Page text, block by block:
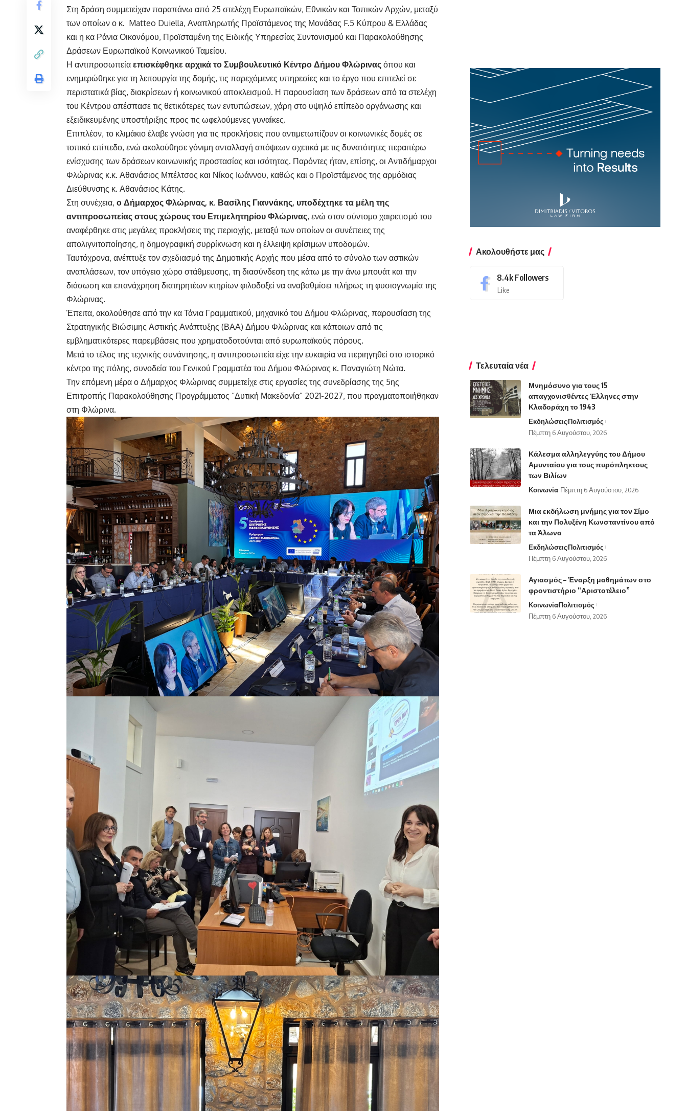
Στη δράση συμμετείχαν παραπάνω από 25 στελέχη Ευρωπαϊκών, Εθνικών και Τοπικών Αρχών, μεταξύ
των οποίων ο κ. Matteo Duiella, Αναπληρωτής Προϊστάμενος της Μονάδας F.5 Κύπρου & Ελλάδας
και η κα Ράνια Οικονόμου, Προϊσταμένη της Ειδικής Υπηρεσίας Συντονισμού και Παρακολούθησης
Δράσεων Ευρωπαϊκού Κοινωνικού Ταμείου.
Η αντιπροσωπεία επισκέφθηκε αρχικά το Συμβουλευτικό Κέντρο Δήμου Φλώρινας όπου και
ενημερώθηκε για τη λειτουργία της δομής, τις παρεχόμενες υπηρεσίες και το έργο που επιτελεί σε
περιστατικά βίας, διακρίσεων ή κοινωνικού αποκλεισμού. Η παρουσίαση των δράσεων από τα στελέχη
του Κέντρου απέσπασε τις θετικότερες των εντυπώσεων, χάρη στο υψηλό επίπεδο οργάνωσης και
εξειδικευμένης υποστήριξης προς τις ωφελούμενες γυναίκες.
Επιπλέον, το κλιμάκιο έλαβε γνώση για τις προκλήσεις που αντιμετωπίζουν οι κοινωνικές δομές σε
τοπικό επίπεδο, ενώ ακολούθησε γόνιμη ανταλλαγή απόψεων σχετικά με τις δυνατότητες περαιτέρω
ενίσχυσης των δράσεων κοινωνικής προστασίας και ισότητας. Παρόντες ήταν, επίσης, οι Αντιδήμαρχοι
Φλώρινας κ.κ. Αθανάσιος Μπέλτσος και Νίκος Ιωάννου, καθώς και ο Προϊστάμενος της αρμόδιας
Διεύθυνσης κ. Αθανάσιος Κάτης.
Στη συνέχεια, ο Δήμαρχος Φλώρινας, κ. Βασίλης Γιαννάκης, υποδέχτηκε τα μέλη της
αντιπροσωπείας στους χώρους του Επιμελητηρίου Φλώρινας, ενώ στον σύντομο χαιρετισμό του
αναφέρθηκε στις μεγάλες προκλήσεις της περιοχής, μεταξύ των οποίων οι συνέπειες της
απολιγνιτοποίησης, η δημογραφική συρρίκνωση και η έλλειψη κρίσιμων υποδομών.
Ταυτόχρονα, ανέπτυξε τον σχεδιασμό της Δημοτικής Αρχής που μέσα από το σύνολο των αστικών
αναπλάσεων, τον υπόγειο χώρο στάθμευσης, τη διασύνδεση της κάτω με την άνω μπουάτ και την
διάσωση και επανάχρηση διατηρητέων κτηρίων φιλοδοξεί να αναβαθμίσει πλήρως τη φυσιογνωμία της
Φλώρινας.
Έπειτα, ακολούθησε από την κα Τάνια Γραμματικού, μηχανικό του Δήμου Φλώρινας, παρουσίαση της
Στρατηγικής Βιώσιμης Αστικής Ανάπτυξης (ΒΑΑ) Δήμου Φλώρινας και κάποιων από τις
εμβληματικότερες παρεμβάσεις που χρηματοδοτούνται από ευρωπαϊκούς πόρους.
Μετά το τέλος της τεχνικής συνάντησης, η αντιπροσωπεία είχε την ευκαιρία να περιηγηθεί στο ιστορικό
κέντρο της πόλης, συνοδεία του Γενικού Γραμματέα του Δήμου Φλώρινας κ. Παναγιώτη Νώτα.
Την επόμενη μέρα ο Δήμαρχος Φλώρινας συμμετείχε στις εργασίες της συνεδρίασης της 5ης
Επιτροπής Παρακολούθησης Προγράμματος “Δυτική Μακεδονία” 2021-2027, που πραγματοποιήθηκαν
στη Φλώρινα.
Ακολουθήστε μας
8.4k Followers
Like
Τελευταία νέα
Μνημόσυνο για τους 15
απαγχονισθέντες Έλληνες στην
Κλαδοράχη το 1943
ΕκδηλώσειςΠολιτισμός
Πέμπτη 6 Αυγούστου, 2026
Κάλεσμα αλληλεγγύης του Δήμου
Αμυνταίου για τους πυρόπληκτους
των Βιλίων
Κοινωνία Πέμπτη 6 Αυγούστου, 2026
Μια εκδήλωση μνήμης για τον Σίμο
και την Πολυξένη Κωνσταντίνου από
τα Άλωνα
ΕκδηλώσειςΠολιτισμός
Πέμπτη 6 Αυγούστου, 2026
Αγιασμός – Έναρξη μαθημάτων στο
φροντιστήριο “Αριστοτέλειο”
ΚοινωνίαΠολιτισμός
Πέμπτη 6 Αυγούστου, 2026